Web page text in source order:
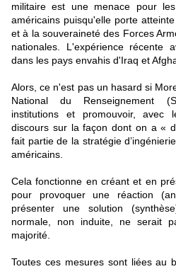
militaire est une menace pour
américains puisqu'elle porte
et à la souveraineté des Forces
nationales. L'expérience récente
dans les pays envahis d'Iraq et
Alors, ce n'est pas un hasard si
National du Renseignement
institutions et promouvoir, avec
discours sur la façon dont on a «
fait partie de la stratégie
américains.
Cela fonctionne en créant et en
pour provoquer une réaction
présenter une solution
normale, non induite, ne serait
majorité.
Toutes ces mesures sont liées au